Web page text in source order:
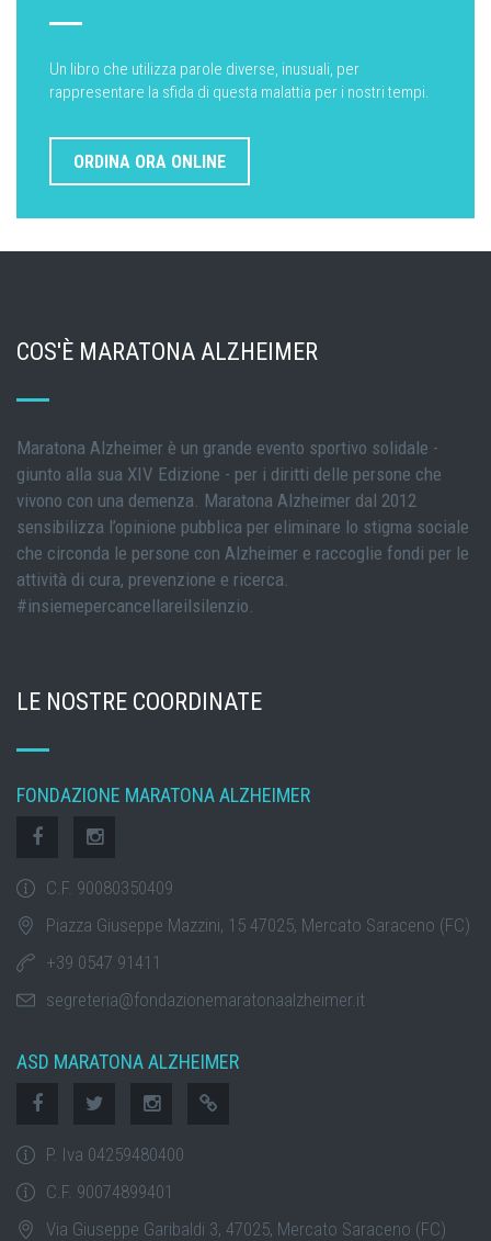
Un libro che utilizza parole diverse, inusuali, per
rappresentare la sfida di questa malattia per i nostri tempi.
ORDINA ORA ONLINE
COS'È MARATONA ALZHEIMER
Maratona Alzheimer è un grande evento sportivo solidale -
giunto alla sua XIV Edizione - per i diritti delle persone che
vivono con una demenza. Maratona Alzheimer dal 2012
sensibilizza l’opinione pubblica per eliminare lo stigma sociale
che circonda le persone con Alzheimer e raccoglie fondi per le
attività di cura, prevenzione e ricerca.
#insiemepercancellareilsilenzio.
LE NOSTRE COORDINATE
FONDAZIONE MARATONA ALZHEIMER
C.F. 90080350409
Piazza Giuseppe Mazzini, 15 47025, Mercato Saraceno (FC)
+39 0547 91411
segreteria@fondazionemaratonaalzheimer.it
ASD MARATONA ALZHEIMER
P. Iva 04259480400
C.F. 90074899401
Via Giuseppe Garibaldi 3, 47025, Mercato Saraceno (FC)